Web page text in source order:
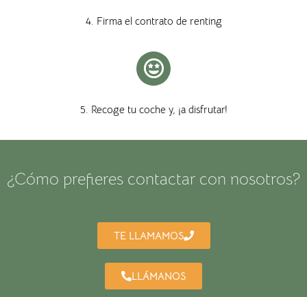
4. Firma el contrato de renting
5. Recoge tu coche y, ¡a disfrutar!
¿Cómo prefieres contactar con nosotros?
TE LLAMAMOS
LLÁMANOS